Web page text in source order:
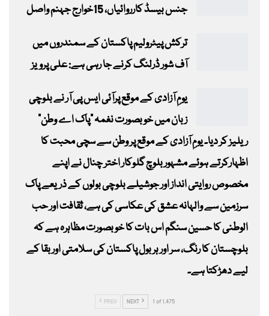
جنس بیسڈ کارروائیاں، 15خوارج جہنم واصل
ترکش پیٹرولیم پاکستان کے سمندروں میں
آف شور ڈرلنگ کرنے جا رہی ہے: علی پرویز
یومِ آزادی کے موقع پرآئی ایس پی آر نے بلوچی
زبان میں خوبصورت نغمہ “پاک اے وطن”
ریلیز کر دیا۔ یومِ آزادی کے موقع پر وطن سے سچی محبت کا
اظہارکرتے ہوئے مشہور بلوچ گلوکار اختر چنال نے اپنے
مخصوص روایتی انداز اور جوشیلے بلوچی بولوں کے ذریعے پاک
سرزمین سے والہانہ عشق کی عکاسی کی ہے، ثقافت اور حب
الوطنی کا حسین سنگم اس بات کا خوبصورت مظاہرہ ہے کہ
بلوچستان کا رنگ، سر اور ہر بول پاکستان کی سلامتی اور بقا کے
لیے دھڑکتا ہے۔
PREV NEXT 1 of 1,475